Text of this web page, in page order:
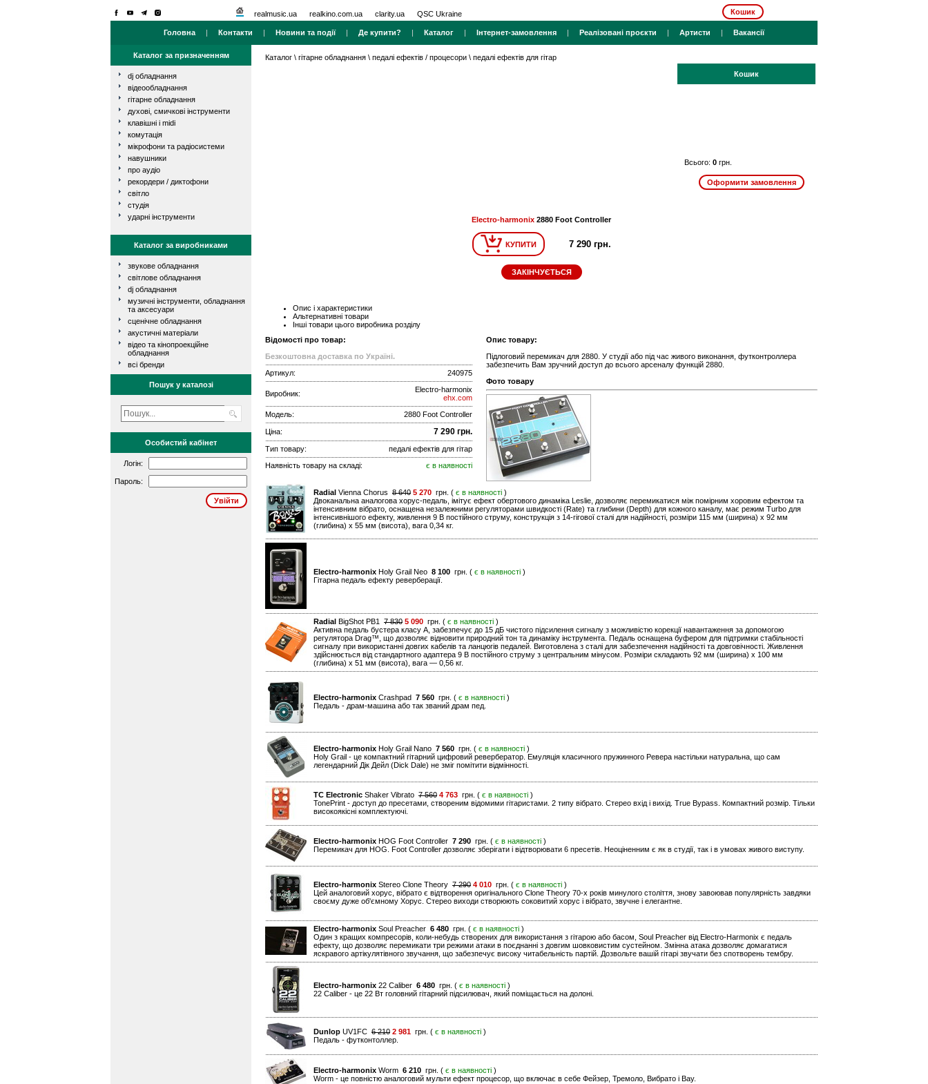
realmusic.ua realkino.com.ua clarity.ua QSC Ukraine Кошик
Головна | Контакти | Новини та події| Де купити? | Каталог | Інтернет-замовлення | Реалізовані проєкти | Артисти | Вакансії
Каталог за призначенням
dj обладнання
відеообладнання
гітарне обладнання
духові, смичкові інструменти
клавішні і midi
комутація
мікрофони та радіосистеми
навушники
про аудіо
рекордери / диктофони
світло
студія
ударні інструменти
Каталог за виробниками
звукове обладнання
світлове обладнання
dj обладнання
музичні інструменти, обладнання
та аксесуари
сценічне обладнання
акустичні матеріали
відео та кінопроекційне
обладнання
всі бренди
Пошук у каталозі
Особистий кабінет
Логін:
Пароль:
Каталог \ гітарне обладнання \ педалі ефектів / процесори \ педалі ефектів для гітар
Кошик
Всього: 0 грн.
Electro-harmonix 2880 Foot Controller
КУПИТИ 7 290 грн.
ЗАКІНЧУЄТЬСЯ
Опис і характеристики
Альтернативні товари
Інші товари цього виробника розділу
Відомості про товар:
Безкоштовна доставка по Україні.
Артикул:
240975
Виробник:
Electro-harmonix
ehx.com
Модель:
2880 Foot Controller
Ціна: 7 290 грн.
Тип товару:
педалі ефектів для гітар
Наявність товару на складі:
є в наявності
Опис товару:
Підлоговий перемикач для 2880. У студії або під час живого виконання, футконтроллера
забезпечить Вам зручний доступ до всього арсеналу функцій 2880.
Фото товару
Radial Vienna Chorus 8 640 5 270 грн. ( є в наявності )
Двоканальна аналогова хорус-педаль, імітує ефект обертового динаміка Leslie, дозволяє перемикатися між помірним хоровим ефектом та
інтенсивним вібрато, оснащена незалежними регуляторами швидкості (Rate) та глибини (Depth) для кожного каналу, має режим Turbo для
інтенсивнішого ефекту, живлення 9 В постійного струму, конструкція з 14-гігової сталі для надійності, розміри 115 мм (ширина) x 92 мм
(глибина) x 55 мм (висота), вага 0,34 кг.
Electro-harmonix Holy Grail Neo 8 100 грн. ( є в наявності )
Гітарна педаль ефекту реверберації.
Radial BigShot PB1 7 830 5 090 грн. ( є в наявності )
Активна педаль бустера класу A, забезпечує до 15 дБ чистого підсилення сигналу з можливістю корекції навантаження за допомогою
регулятора Drag™, що дозволяє відновити природний тон та динаміку інструмента. Педаль оснащена буфером для підтримки стабільності
сигналу при використанні довгих кабелів та ланцюгів педалей. Виготовлена з сталі для забезпечення надійності та довговічності. Живлення
здійснюється від стандартного адаптера 9 В постійного струму з центральним мінусом. Розміри складають 92 мм (ширина) x 100 мм
(глибина) x 51 мм (висота), вага — 0,56 кг.
Electro-harmonix Crashpad 7 560 грн. ( є в наявності )
Педаль - драм-машина або так званий драм пед.
Electro-harmonix Holy Grail Nano 7 560 грн. ( є в наявності )
Holy Grail - це компактний гітарний цифровий ревербератор. Емуляція класичного пружинного Ревера настільки натуральна, що сам
легендарний Дік Дейл (Dick Dale) не зміг помітити відмінності.
TC Electronic Shaker Vibrato 7 560 4 763 грн. ( є в наявності )
TonePrint - доступ до пресетами, створеним відомими гітаристами. 2 типу вібрато. Стерео вхід і вихід. True Bypass. Компактний розмір. Тільки
високоякісні комплектуючі.
Electro-harmonix HOG Foot Controller 7 290 грн. ( є в наявності )
Перемикач для HOG. Foot Controller дозволяє зберігати і відтворювати 6 пресетів. Неоціненним є як в студії, так і в умовах живого виступу.
Electro-harmonix Stereo Clone Theory 7 290 4 010 грн. ( є в наявності )
Цей аналоговий хорус, вібрато є відтворення оригінального Clone Theory 70-х років минулого століття, знову завоював популярність завдяки
своєму дуже об'ємному Хорус. Стерео виходи створюють соковитий хорус і вібрато, звучне і елегантне.
Electro-harmonix Soul Preacher 6 480 грн. ( є в наявності )
Один з кращих компресорів, коли-небудь створених для використання з гітарою або басом, Soul Preacher від Electro-Harmonix є педаль
ефекту, що дозволяє перемикати три режими атаки в поєднанні з довгим шовковистим сустейном. Змінна атака дозволяє домагатися
яскравого артікулятівного звучання, що забезпечує високу читабельність партій. Дозвольте вашій гітарі звучати без спотворень тембру.
Electro-harmonix 22 Caliber 6 480 грн. ( є в наявності )
22 Caliber - це 22 Вт головний гітарний підсилювач, який поміщається на долоні.
Dunlop UV1FC 6 210 2 981 грн. ( є в наявності )
Педаль - футконтоллер.
Electro-harmonix Worm 6 210 грн. ( є в наявності )
Worm - це повністю аналоговий мульти ефект процесор, що включає в себе Фейзер, Тремоло, Вибрато і Вау.